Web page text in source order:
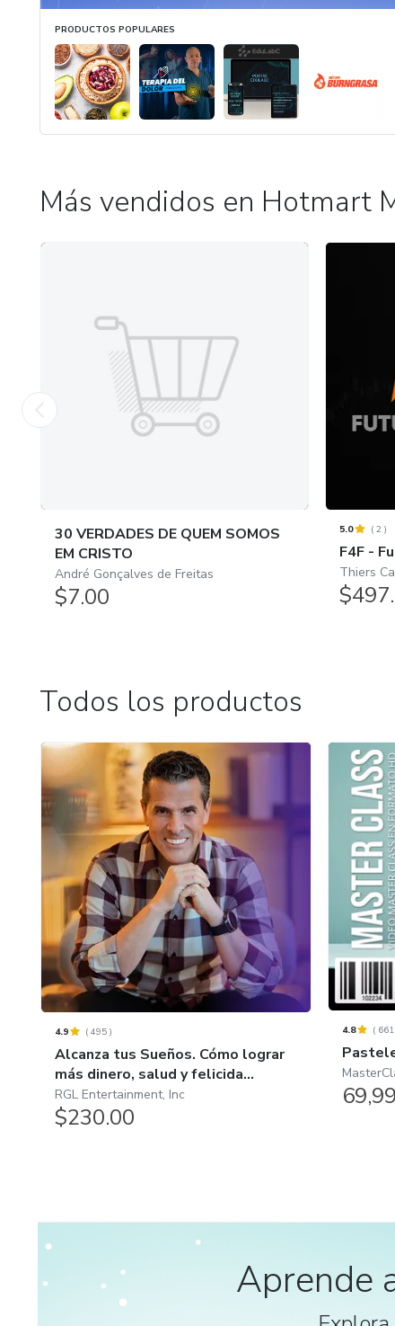
PRODUCTOS POPULARES
Más vendidos en Hotmart
30 VERDADES DE QUEM SOMOS
EM CRISTO
André Gonçalves de Freitas
$7.00
5.0 ( 2 )
F4F -
Thiers
Todos los productos
4.9 (495 )
Alcanza tus Sueños. Cómo lograr
más dinero, salud y felicida...
RGL Entertainment, Inc
$230.00
4.8 ( 661
Aprende